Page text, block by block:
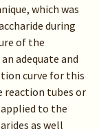
which was
during
of the
adequate and
curve for this
reaction tubes or
to the
as well